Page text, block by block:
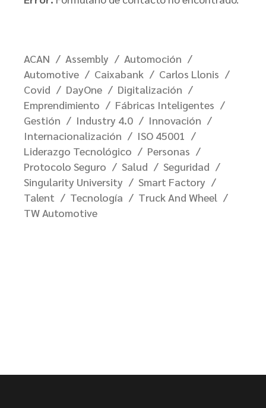
ACAN Assembly
Automoción
Automotive
Caixabank
Carlos Llonis
Covid
DayOne
Digitalización
Emprendimiento
Fábricas Inteligentes
Gestión
Industry 4.0
Innovación
Internacionalización
ISO 45001
Liderazgo Tecnológico
Personas
Protocolo Seguro
Salud
Seguridad
Singularity University
Smart Factory
Talent
Tecnología
Truck And Wheel
TW Automotive